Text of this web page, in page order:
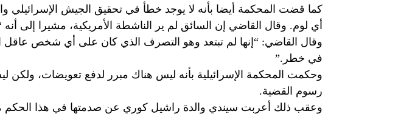
كما قضت المحكمة أيضا بأنه لا يوجد خطأ في تحقيق الجيش الإسرائيلي
أي لوم. وقال القاضي إن السائق لم ير الناشطة الأمريكية، مشيرا إلى أنه
وقال القاضي: “إنها لم تبتعد وهو التصرف الذي كان على أي شخص عاقل
في خطر.”
وحكمت المحكمة الإسرائيلية بأنه ليس هناك مبرر لدفع تعويضات، ولكن
رسوم القضية.
وعقب ذلك أعربت سيندي والدة راشيل كوري عن صدمتها في هذا